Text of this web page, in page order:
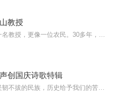
教授
创国庆诗歌特辑